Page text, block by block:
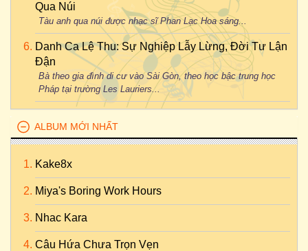
Qua Núi
Tàu anh qua núi được nhạc sĩ Phan Lạc Hoa sáng...
Danh Ca Lệ Thu: Sự Nghiệp Lẫy Lừng, Đời Tư Lận
Đận
Bà theo gia đình di cư vào Sài Gòn, theo học bậc trung học
Pháp tại trường Les Lauriers...
ALBUM MỚI NHẤT
Kake8x
Miya's Boring Work Hours
Nhac Kara
Câu Hứa Chưa Trọn Vẹn